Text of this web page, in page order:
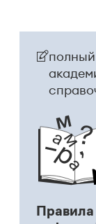
полный
Правила